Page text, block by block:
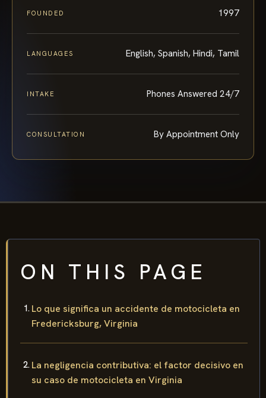
FOUNDED 1997
LANGUAGES English, Spanish, Hindi, Tamil
INTAKE Phones Answered 24/7
CONSULTATION By Appointment Only
ON THIS PAGE
Lo que significa un accidente de motocicleta en
Fredericksburg, Virginia
La negligencia contributiva: el factor decisivo en
su caso de motocicleta en Virginia